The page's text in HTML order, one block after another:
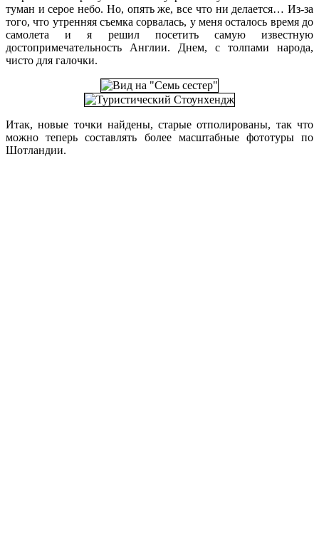
туман и серое небо. Но, опять же, все что ни делается… Из-за
того, что утренняя съемка сорвалась, у меня осталось время до
самолета и я решил посетить самую известную
достопримечательность Англии. Днем, с толпами народа,
чисто для галочки.
Итак, новые точки найдены, старые отполированы, так что
можно теперь составлять более масштабные фототуры по
Шотландии.